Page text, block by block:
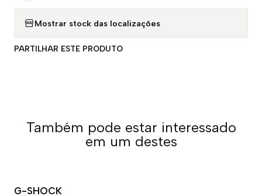
Mostrar stock das localizações
PARTILHAR ESTE PRODUTO
Também pode estar interessado
em um destes
G-SHOCK